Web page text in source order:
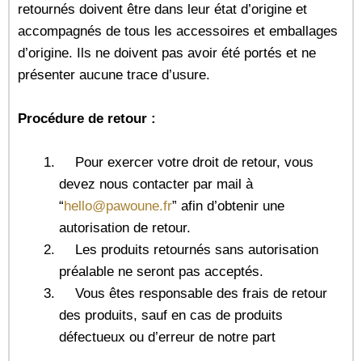
retournés doivent être dans leur état d’origine et
accompagnés de tous les accessoires et emballages
d’origine. Ils ne doivent pas avoir été portés et ne
présenter aucune trace d’usure.
Procédure de retour :
Pour exercer votre droit de retour, vous
devez nous contacter par mail à
“hello@pawoune.fr” afin d’obtenir une
autorisation de retour.
Les produits retournés sans autorisation
préalable ne seront pas acceptés.
Vous êtes responsable des frais de retour
des produits, sauf en cas de produits
défectueux ou d’erreur de notre part